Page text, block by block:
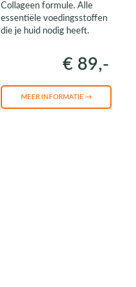
Collageen formule. Alle
essentiële voedingsstoffen
die je huid nodig heeft.
€ 89,-
MEER INFORMATIE →